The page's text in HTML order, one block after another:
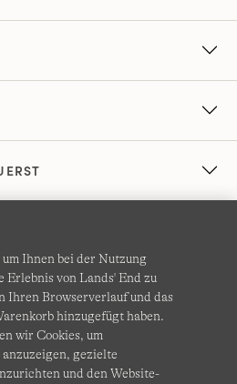
& Sicherheit
auswählen Barrierefreiheit
Ihnen bei der Nutzung
Erlebnis von Lands' End zu
Ihren Browserverlauf und das
hinzugefügt haben.
wir Cookies, um
gezielte
und den Website-